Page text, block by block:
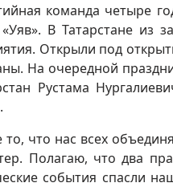
команда четыре
В Татарстане из
Открыли под
На очередной
Рустама
что нас всех
Полагаю, что два
события спасли